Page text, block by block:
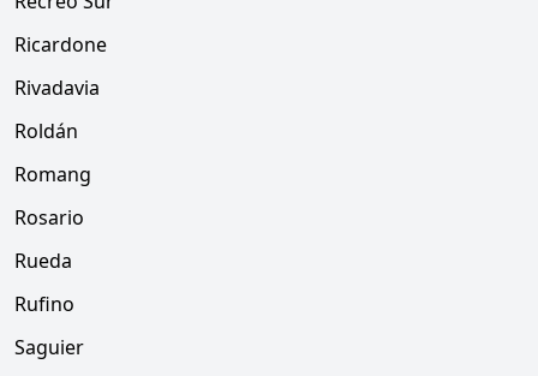
Ricardone
Rivadavia
Roldán
Romang
Rosario
Rueda
Rufino
Saguier